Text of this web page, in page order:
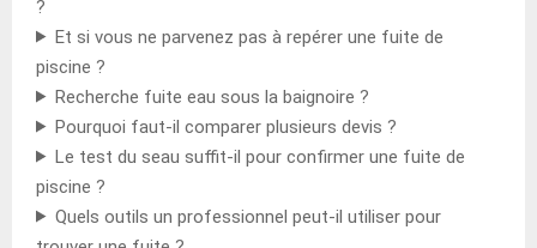
?
Et si vous ne parvenez pas à repérer une fuite de
piscine ?
Recherche fuite eau sous la baignoire ?
Pourquoi faut-il comparer plusieurs devis ?
Le test du seau suffit-il pour confirmer une fuite de
piscine ?
Quels outils un professionnel peut-il utiliser pour